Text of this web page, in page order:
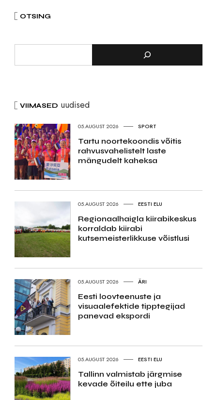
OTSING
VIIMASED uudised
05.AUGUST 2026 SPORT
Tartu noortekoondis võitis
rahvusvahelistelt laste
mängudelt kaheksa
05.AUGUST 2026 EESTI ELU
Regionaalhaigla kiirabikeskus
korraldab kiirabi
kutsemeisterlikkuse võistlusi
05.AUGUST 2026 ÄRI
Eesti loovteenuste ja
visuaalefektide tipptegijad
panevad ekspordi
05.AUGUST 2026 EESTI ELU
Tallinn valmistab järgmise
kevade õiteilu ette juba